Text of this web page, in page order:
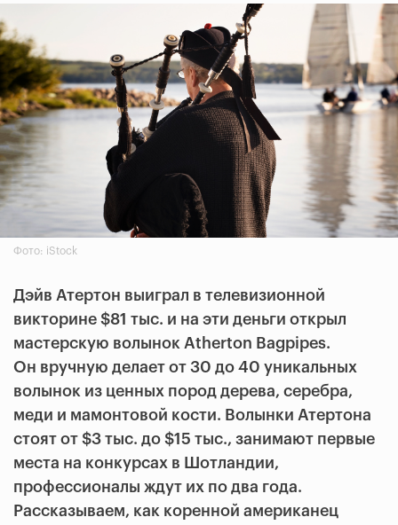
Фото: iStock
Дэйв Атертон выиграл в телевизионной
викторине $81 тыс. и на эти деньги открыл
мастерскую волынок Atherton Bagpipes.
Он вручную делает от 30 до 40 уникальных
волынок из ценных пород дерева, серебра,
меди и мамонтовой кости. Волынки Атертона
стоят от $3 тыс. до $15 тыс., занимают первые
места на конкурсах в Шотландии,
профессионалы ждут их по два года.
Рассказываем, как коренной американец